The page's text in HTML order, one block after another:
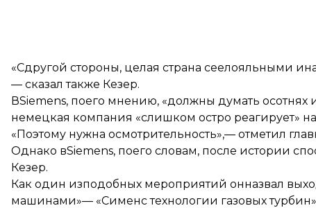
«Сдругой стороны, целая страна сеелояльными
— сказал также Кезер.
ВSiemens, поего мнению, «должны думать осотнях
немецкая компания «слишком остро реагирует»
«Поэтому нужна осмотрительность»,— отметил
Однако вSiemens, поего словам, после истории
Кезер.
Как один изподобных мероприятий онназвал
машинами»— «Сименс технологии газовых